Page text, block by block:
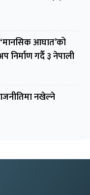
आघात’को
निर्माण गर्दै ३ नेपाली
नखेल्ने